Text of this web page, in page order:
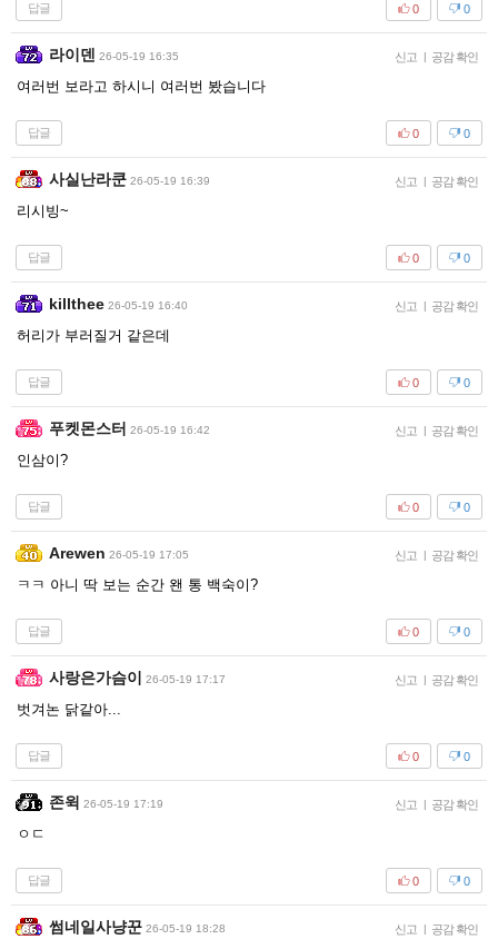
답글 0
0
라이덴 26-05-19 16:35 신고 공감 확인
여러번 보라고 하시니 여러번 봤습니다
답글 0
0
사실난라쿤 26-05-19 16:39 신고 공감 확인
리시빙~
답글 0
0
killthee 26-05-19 16:40 신고 공감 확인
허리가 부러질거 같은데
답글 0
0
푸켓몬스터 26-05-19 16:42 신고 공감 확인
인삼이?
답글 0
0
Arewen 26-05-19 17:05 신고 공감 확인
ㅋㅋ 아니 딱 보는 순간 왠 통 백숙이?
답글 0
0
사랑은가슴이 26-05-19 17:17 신고 공감 확인
벗겨논 닭같아...
답글 0
0
존윅 26-05-19 17:19 신고 공감 확인
ㅇㄷ
답글 0
0
썸네일사냥꾼 26-05-19 18:28 신고 공감 확인